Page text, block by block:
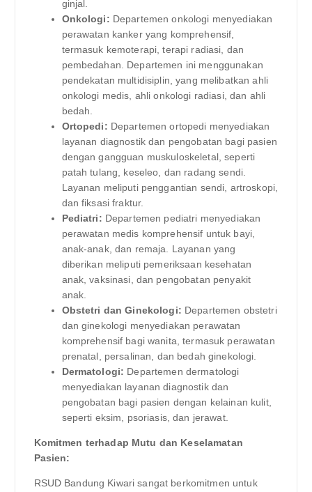
ginjal.
Onkologi: Departemen onkologi menyediakan
perawatan kanker yang komprehensif,
termasuk kemoterapi, terapi radiasi, dan
pembedahan. Departemen ini menggunakan
pendekatan multidisiplin, yang melibatkan ahli
onkologi medis, ahli onkologi radiasi, dan ahli
bedah.
Ortopedi: Departemen ortopedi menyediakan
layanan diagnostik dan pengobatan bagi pasien
dengan gangguan muskuloskeletal, seperti
patah tulang, keseleo, dan radang sendi.
Layanan meliputi penggantian sendi, artroskopi,
dan fiksasi fraktur.
Pediatri: Departemen pediatri menyediakan
perawatan medis komprehensif untuk bayi,
anak-anak, dan remaja. Layanan yang
diberikan meliputi pemeriksaan kesehatan
anak, vaksinasi, dan pengobatan penyakit
anak.
Obstetri dan Ginekologi: Departemen obstetri
dan ginekologi menyediakan perawatan
komprehensif bagi wanita, termasuk perawatan
prenatal, persalinan, dan bedah ginekologi.
Dermatologi: Departemen dermatologi
menyediakan layanan diagnostik dan
pengobatan bagi pasien dengan kelainan kulit,
seperti eksim, psoriasis, dan jerawat.
Komitmen terhadap Mutu dan Keselamatan
Pasien:
RSUD Bandung Kiwari sangat berkomitmen untuk